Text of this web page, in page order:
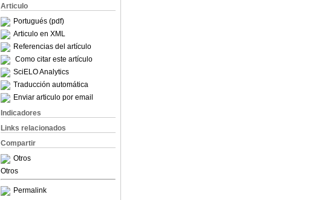
Articulo
Portugués (pdf)
Articulo en XML
Referencias del artículo
Como citar este artículo
SciELO Analytics
Traducción automática
Enviar articulo por email
Indicadores
Links relacionados
Compartir
Otros
Otros
Permalink